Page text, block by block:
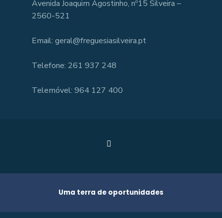
Avenida Joaquim Agostinho, nº15 Silveira –
2560-521
Email: geral@freguesiasilveira.pt
Telefone: 261 937 248
Telemóvel: 964 127 400
Uma terra de oportunidades